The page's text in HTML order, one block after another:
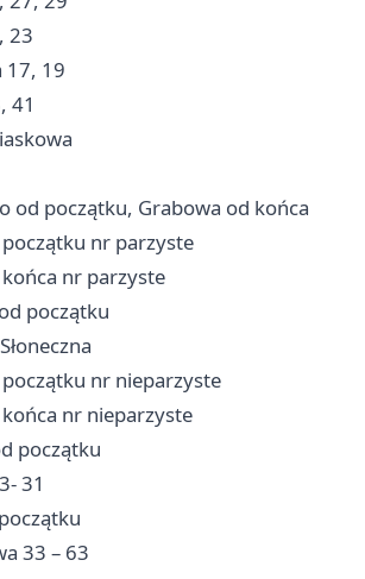
23
19
41
początku, Grabowa od końca
nr parzyste
nr parzyste
początku
nr nieparzyste
nr nieparzyste
początku
31
33 – 63